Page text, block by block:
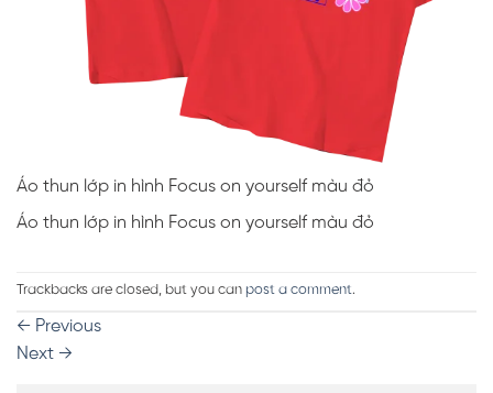
Áo thun lớp in hình Focus on yourself màu đỏ
Áo thun lớp in hình Focus on yourself màu đỏ
Trackbacks are closed, but you can post a comment.
← Previous
Next →